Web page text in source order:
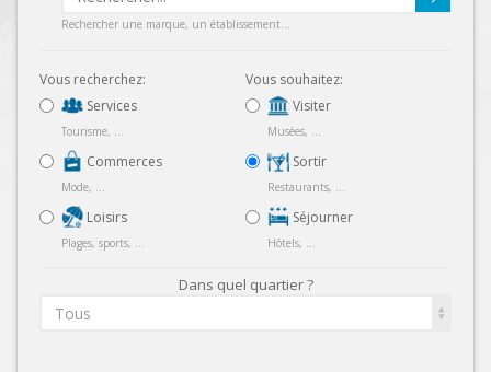
Rechercher une marque, un établissement...
Vous recherchez:
Services
Tourisme, ...
Commerces
Mode, ...
Loisirs
Plages, sports, ...
Vous souhaitez:
Visiter
Musées, ...
Sortir
Restaurants, ...
Séjourner
Hôtels, ...
Dans quel quartier ?
Tous